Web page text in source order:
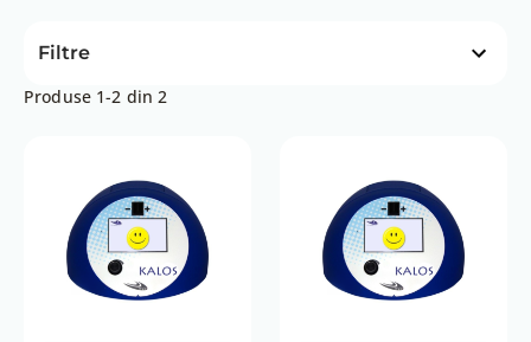
Filtre
Amplitudine impulsuri (H2O)
1-10
Produse 1-2 din 2